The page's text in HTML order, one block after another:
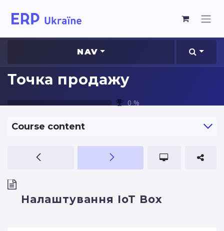
NAV
Точка продажу
0 %
Course content
Налаштування IoT Box